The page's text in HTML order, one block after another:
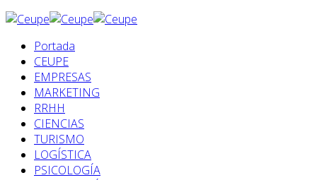
Portada
CEUPE
EMPRESAS
MARKETING
RRHH
CIENCIAS
TURISMO
LOGÍSTICA
PSICOLOGÍA